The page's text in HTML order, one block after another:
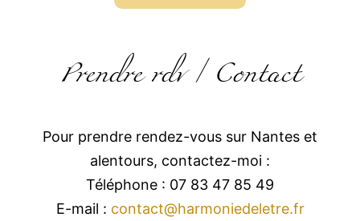
Prendre rdv / Contact
Pour prendre rendez-vous sur Nantes et
alentours, contactez-moi :
Téléphone : 07 83 47 85 49
E-mail : contact@harmoniedeletre.fr